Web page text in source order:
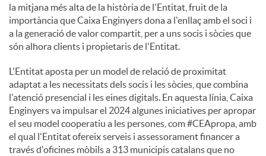
la mitjana més alta de la història de l'Entitat, fruit de la
importància que Caixa Enginyers dona a l'enllaç amb el soci i
a la generació de valor compartit, per a uns socis i sòcies que
són alhora clients i propietaris de l'Entitat.
L'Entitat aposta per un model de relació de proximitat
adaptat a les necessitats dels socis i les sòcies, que combina
l'atenció presencial i les eines digitals. En aquesta línia, Caixa
Enginyers va impulsar el 2024 algunes iniciatives per apropar
el seu model cooperatiu a les persones, com #CEApropa, amb
el qual l'Entitat ofereix serveis i assessorament financer a
través d'oficines mòbils a 313 municipis catalans que no